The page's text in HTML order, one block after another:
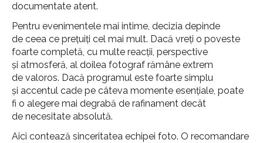
documentate atent.
Pentru evenimentele mai intime, decizia depinde
de ceea ce prețuiți cel mai mult. Dacă vreți o poveste
foarte completă, cu multe reacții, perspective
și atmosferă, al doilea fotograf rămâne extrem
de valoros. Dacă programul este foarte simplu
și accentul cade pe câteva momente esențiale, poate
fi o alegere mai degrabă de rafinament decât
de necesitate absolută.
Aici contează sinceritatea echipei foto. O recomandare